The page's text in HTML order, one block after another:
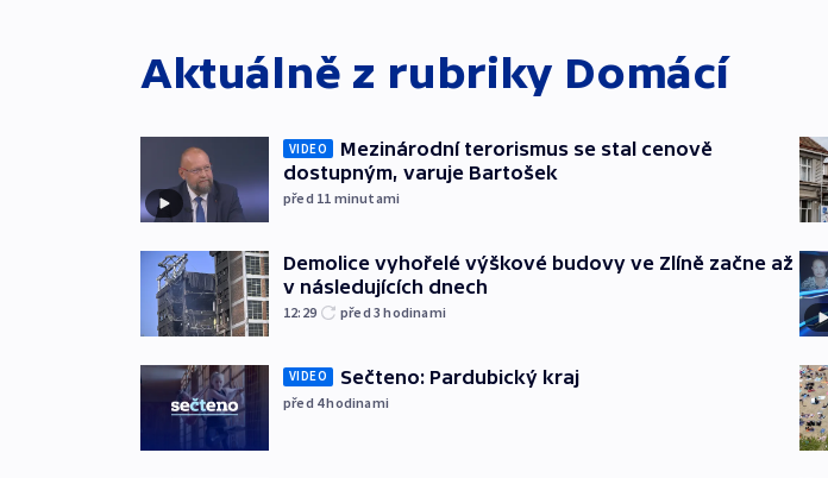
Aktuálně z rubriky Domácí
VIDEO
Mezinárodní terorismus se stal cenově
dostupným, varuje Bartošek
před 11 minutami
Demolice vyhořelé výškové budovy ve Zlíně začne až
v následujících dnech
12:29 před 3hodinami
VIDEO Sečteno: Pardubický kraj
před 4hodinami